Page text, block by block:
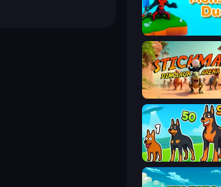
Monster Duel
Dogs vs Aliens